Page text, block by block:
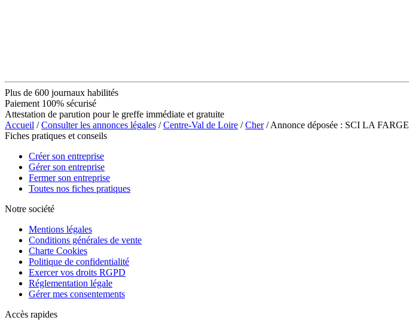
Plus de 600 journaux habilités
Paiement 100% sécurisé
Attestation de parution pour le greffe immédiate et gratuite
Accueil /Consulter les annonces légales /Centre-Val de Loire /Cher/ Annonce déposée : SCI LA FARGE
Fiches pratiques et conseils
Créer son entreprise
Gérer son entreprise
Fermer son entreprise
Toutes nos fiches pratiques
Notre société
Mentions légales
Conditions générales de vente
Charte Cookies
Politique de confidentialité
Exercer vos droits RGPD
Réglementation légale
Gérer mes consentements
Accès rapides